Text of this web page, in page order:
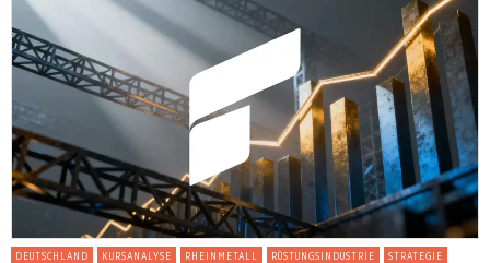
Deutz: GEREON-Serienproduktion in Ulm gestartet
Eli Lilly Aktie: Q2-Umsatz 22,97 Milliarden schlägt Konsens
DEUTSCHLAND KURSANALYSE RHEINMETALL RÜSTUNGSINDUSTRIE STRATEGIE